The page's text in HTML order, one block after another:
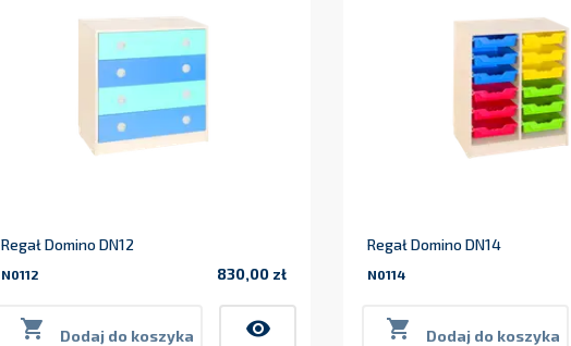
Regał Domino DN12
N0112 830,00 zł
 Dodaj do koszyka visibility
Regał Domino DN14
N0114
 Dodaj do koszyka